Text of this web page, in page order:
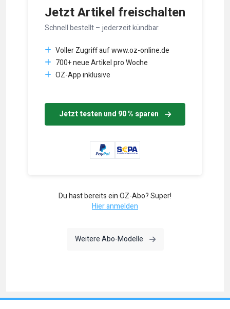
Jetzt Artikel freischalten
Schnell bestellt – jederzeit kündbar.
Voller Zugriff auf www.oz-online.de
700+ neue Artikel pro Woche
OZ-App inklusive
Jetzt testen und 90 % sparen
Du hast bereits ein OZ-Abo? Super!
Hier anmelden
Weitere Abo-Modelle